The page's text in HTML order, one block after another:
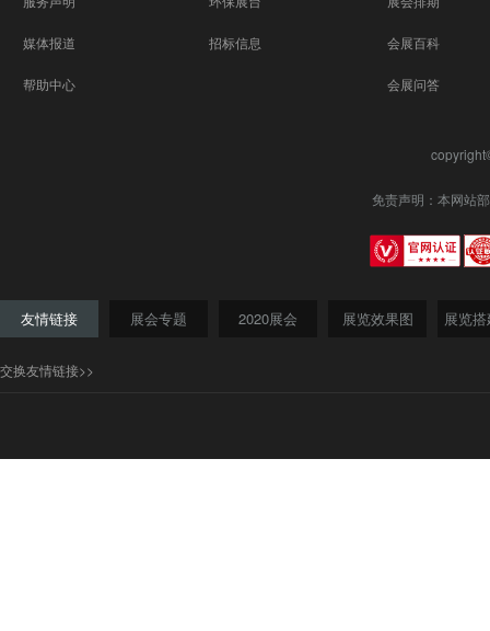
间表
2016-
媒体报道
帮助中心
招标信息 会展百科
会展问答
免责声明：本网站
友情链接 展会专题 2020展会 展览效果图 展览
交换友情链接>>